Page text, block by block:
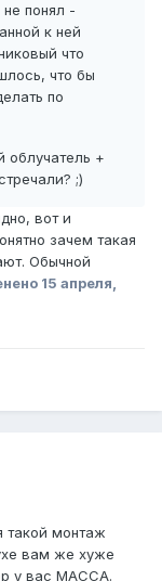
не понял -
к ней
что
что бы
по
облучатель +
;)
вот и
зачем такая
Обычной
15 апреля,
такой монтаж
вам же хуже
у вас МАССА.